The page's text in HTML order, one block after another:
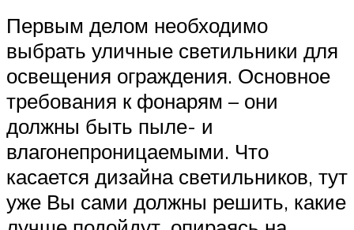
Первым делом необходимо
выбрать уличные светильники для
освещения ограждения. Основное
требования к фонарям – они
должны быть пыле- и
влагонепроницаемыми. Что
касается дизайна светильников, тут
уже Вы сами должны решить, какие